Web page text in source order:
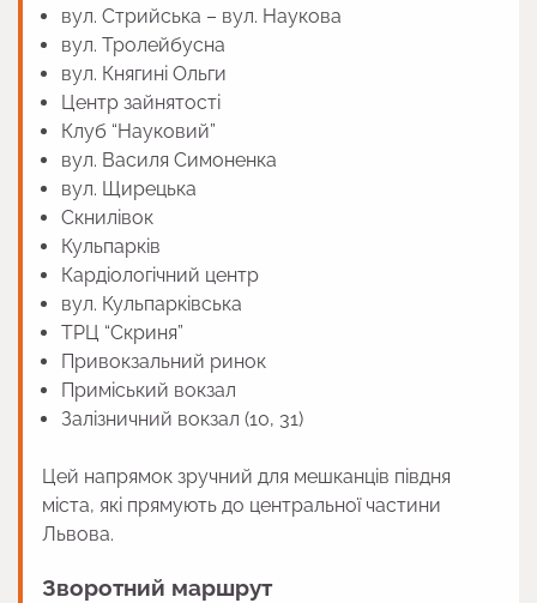
вул. Стрийська – вул. Наукова
вул. Тролейбусна
вул. Княгині Ольги
Центр зайнятості
Клуб “Науковий”
вул. Василя Симоненка
вул. Щирецька
Скнилівок
Кульпарків
Кардіологічний центр
вул. Кульпарківська
ТРЦ “Скриня”
Привокзальний ринок
Приміський вокзал
Залізничний вокзал (10, 31)
Цей напрямок зручний для мешканців півдня
міста, які прямують до центральної частини
Львова.
Зворотний маршрут